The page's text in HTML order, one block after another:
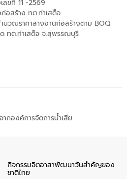
ลขที่ 11 -2569
ก่อสร้าง ทต.ท่าเสด็จ
นวณราคาลางงานก่อสร้างตาม BOQ
ด ทต.ท่าเสด็จ จ.สุพรรณบุรี
ากองค์การจัดการน้ำเสีย
กิจกรรมจิตอาสาพัฒนาวันสําคัญของ
ชาติไทย